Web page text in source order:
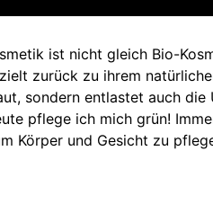
ist nicht gleich Bio-
zurück zu ihrem
sondern entlastet auch die
pflege ich mich grün!
Körper und Gesicht zu